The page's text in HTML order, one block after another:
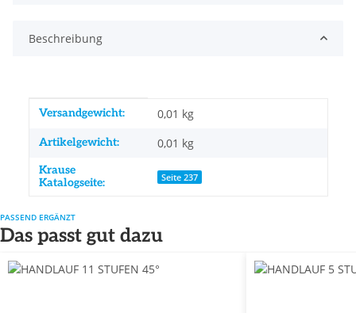
Beschreibung
Produkteigenschaft
Wert
Versandgewicht: 0,01 kg
Artikelgewicht: 0,01 kg
Krause
Katalogseite:
Seite 237
PASSEND ERGÄNZT
Das passt gut dazu